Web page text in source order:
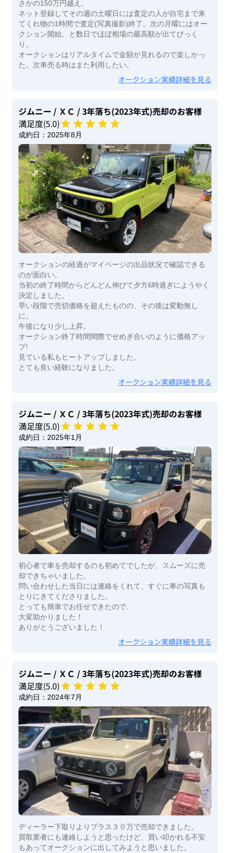
さかの150万円越え。
ネット登録してその週の土曜日には査定の人が自宅まで来
てくれ物の1時間で査定(写真撮影)終了。次の月曜にはオー
クション開始。と数日でほぼ相場の最高額が出てびっく
り。
オークションはリアルタイムで金額が見れるので楽しかっ
た。次車売る時はまた利用したい。
オークション実績詳細を見る
ジムニー / ＸＣ / 3年落ち(2023年式)売却のお客様
満足度(5.0)
成約日： 2025年8月
オークションの経過がマイページの出品状況で確認できる
のが面白い。
当初の終了時間からどんどん伸びて夕方6時過ぎにようやく
決定しました。
早い段階で売切価格を超えたものの、その後は変動無し
に。
午後になり少し上昇。
オークション終了時間間際でせめぎ合いのように価格アッ
プ!
見ている私もヒートアップしました。
とても良い経験になりました。
オークション実績詳細を見る
ジムニー / ＸＣ / 3年落ち(2023年式)売却のお客様
満足度(5.0)
成約日： 2025年1月
初心者で車を売却するのも初めてでしたが、スムーズに売
却できちゃいました。
問い合わせした当日には連絡をくれて、すぐに車の写真も
とりにきてくださりました。
とっても簡単でお任せできたので、
大変助かりました！
ありがとうございました！
オークション実績詳細を見る
ジムニー / ＸＣ / 3年落ち(2023年式)売却のお客様
満足度(5.0)
成約日： 2024年7月
ディーラー下取りよりプラス３０万で売却できました。
買取業者にも連絡しようと思ったけど、買い叩かれる不安
もあってオークションに出してみようと思いました。